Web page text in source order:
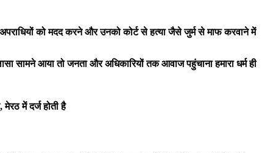
को मदद करने और उनको कोर्ट से हत्या जैसे जुर्म से माफ करवाने में
सामने आया तो जनता और अधिकारियों तक आवाज पहुंचाना हमारा धर्म ही
मेरठ में दर्ज होती है